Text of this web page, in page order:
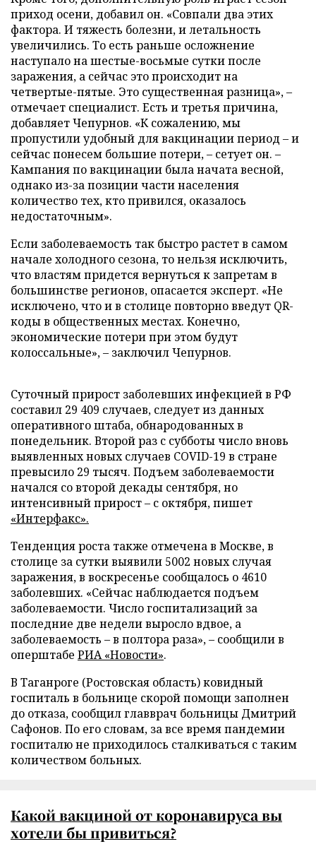
приход осени, добавил он. «Совпали два этих
фактора. И тяжесть болезни, и летальность
увеличились. То есть раньше осложнение
наступало на шестые-восьмые сутки после
заражения, а сейчас это происходит на
четвертые-пятые. Это существенная разница», –
отмечает специалист. Есть и третья причина,
добавляет Чепурнов. «К сожалению, мы
пропустили удобный для вакцинации период – и
сейчас понесем большие потери, – сетует он. –
Кампания по вакцинации была начата весной,
однако из-за позиции части населения
количество тех, кто привился, оказалось
недостаточным».
Если заболеваемость так быстро растет в самом
начале холодного сезона, то нельзя исключить,
что властям придется вернуться к запретам в
большинстве регионов, опасается эксперт. «Не
исключено, что и в столице повторно введут QR-
коды в общественных местах. Конечно,
экономические потери при этом будут
колоссальные», – заключил Чепурнов.
Суточный прирост заболевших инфекцией в РФ
составил 29 409 случаев, следует из данных
оперативного штаба, обнародованных в
понедельник. Второй раз с субботы число вновь
выявленных новых случаев COVID-19 в стране
превысило 29 тысяч. Подъем заболеваемости
начался со второй декады сентября, но
интенсивный прирост – с октября, пишет
«Интерфакс».
Тенденция роста также отмечена в Москве, в
столице за сутки выявили 5002 новых случая
заражения, в воскресенье сообщалось о 4610
заболевших. «Сейчас наблюдается подъем
заболеваемости. Число госпитализаций за
последние две недели выросло вдвое, а
заболеваемость – в полтора раза», – сообщили в
оперштабе РИА «Новости».
В Таганроге (Ростовская область) ковидный
госпиталь в больнице скорой помощи заполнен
до отказа, сообщил главврач больницы Дмитрий
Сафонов. По его словам, за все время пандемии
госпиталю не приходилось сталкиваться с таким
количеством больных.
Какой вакциной от коронавируса вы
хотели бы привиться?